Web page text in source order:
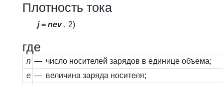
Плотность тока
j= nev, 2)
где
n — число носителей зарядов в единице объема;
e — величина заряда носителя;